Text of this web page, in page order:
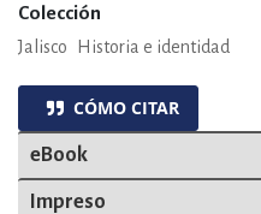
Colección
Jalisco Historia e identidad
CÓMO CITAR
eBook
Impreso